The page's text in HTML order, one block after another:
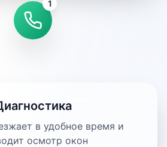
1
в удобное время и
осмотр окон